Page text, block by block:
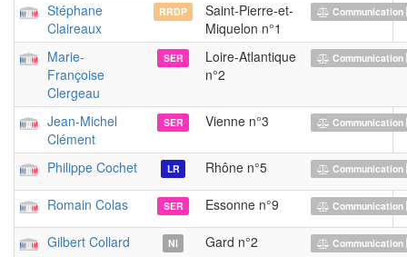
Stéphane
Claireaux
RRDP
Saint-Pierre-et-
Miquelon n°1
Marie-
Françoise
Clergeau
SER
Loire-Atlantique
n°2
Jean-Michel
Clément
SER Vienne n°3
Philippe Cochet LR Rhône n°5
Romain Colas SER Essonne n°9
Gilbert Collard NI Gard n°2